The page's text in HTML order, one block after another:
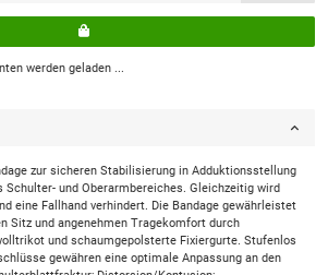
werden geladen ...
zur sicheren Stabilisierung in Adduktionsstellung
Schulter- und Oberarmbereiches. Gleichzeitig wird
eine Fallhand verhindert. Die Bandage gewährleistet
Sitz und angenehmen Tragekomfort durch
und schaumgepolsterte Fixiergurte. Stufenlos
gewähren eine optimale Anpassung an den